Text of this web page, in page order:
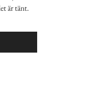
är tänt.